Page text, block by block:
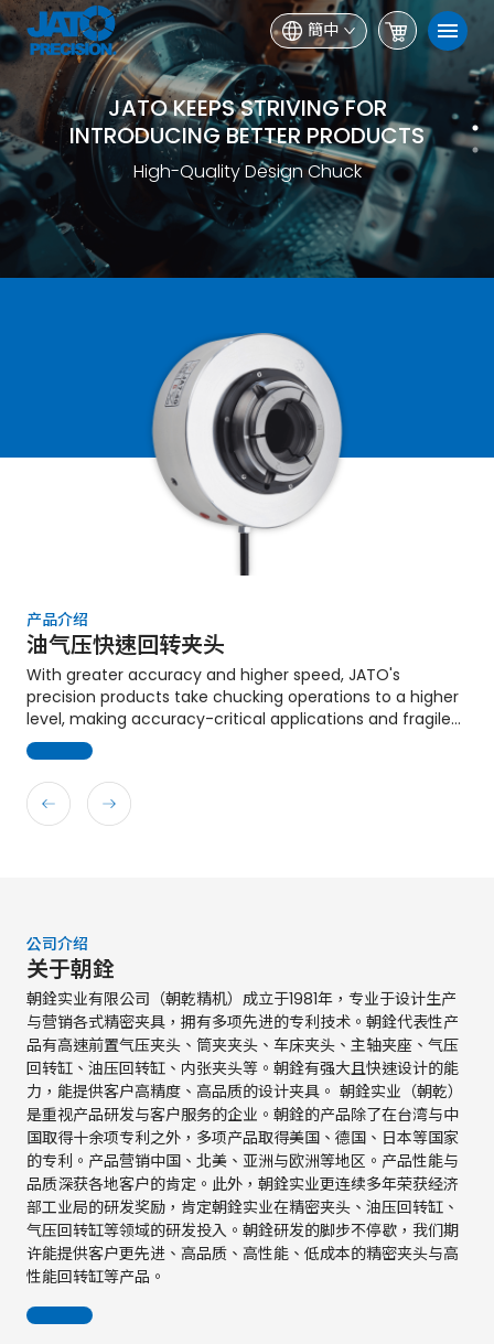
簡中
JATO KEEPS STRIVING FOR
INTRODUCING BETTER PRODUCTS
High-Quality Design Chuck
CN JATO KEEPS STRIVING FOR
INTRODUCING BETTER PRODUCTS
CN High-Quality Design Chuck
产品介绍
油气压快速回转夹头
With greater accuracy and higher speed, JATO's
precision products take chucking operations to a higher
level, making accuracy-critical applications and fragile
part-clamping tasks possible.
产品介绍
回转型气压筒夹夹头
cn With greater accuracy and higher speed, JATO's
precision products take chucking operations to a higher
level, making accuracy-critical applications and fragile
part-clamping tasks possible.
产品介绍
BZI筒夹夹头
cn With greater accuracy and higher speed, JATO's
precision products take chucking operations to a higher
level, making accuracy-critical applications and fragile
part-clamping tasks possible.
产品介绍
油气压固定式夹头
产品介绍
PTG精密内张夹具
产品介绍
膜片式夹头
产品介绍
手动夹头
产品介绍
配件
公司介绍
关于朝銓
朝銓实业有限公司（朝乾精机）成立于1981年，专业于设计生产
与营销各式精密夹具，拥有多项先进的专利技术。朝銓代表性产
品有高速前置气压夹头、筒夹夹头、车床夹头、主轴夹座、气压
回转缸、油压回转缸、内张夹头等。朝銓有强大且快速设计的能
力，能提供客户高精度、高品质的设计夹具。 朝銓实业（朝乾）
是重视产品研发与客户服务的企业。朝銓的产品除了在台湾与中
国取得十余项专利之外，多项产品取得美国、德国、日本等国家
的专利。产品营销中国、北美、亚洲与欧洲等地区。产品性能与
品质深获各地客户的肯定。此外，朝銓实业更连续多年荣获经济
部工业局的研发奖励，肯定朝銓实业在精密夹头、油压回转缸、
气压回转缸等领域的研发投入。朝銓研发的脚步不停歇，我们期
许能提供客户更先进、高品质、高性能、低成本的精密夹头与高
性能回转缸等产品。